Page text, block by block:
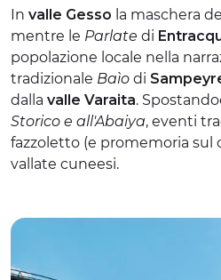
In valle Gesso la maschera
mentre le Parlate di
popolazione locale nella
tradizionale Baìo di
dalla valle Varaita.
Storico e all'Abaiya, eventi
fazzoletto (e promemoria sul
vallate cuneesi.